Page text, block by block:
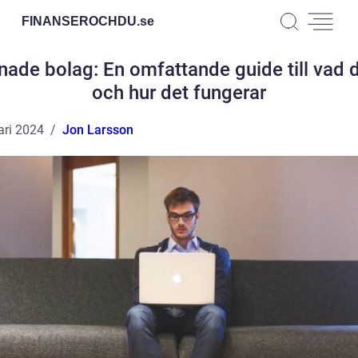
FINANSEROCHDU.se
bolag: En omfattande guide till vad
och hur det fungerar
2024 Jon Larsson